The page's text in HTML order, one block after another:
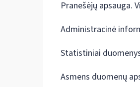
Pranešėjų apsauga.
Administracinė
Statistiniai
Asmens duomenų